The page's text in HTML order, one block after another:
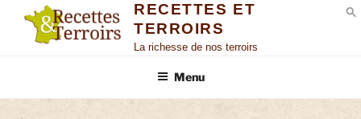
RECETTES ET
TERROIRS
La richesse de nos terroirs
Menu